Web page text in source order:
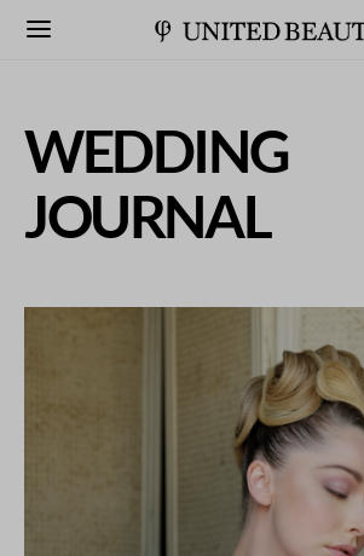
WEDDING
JOURNAL